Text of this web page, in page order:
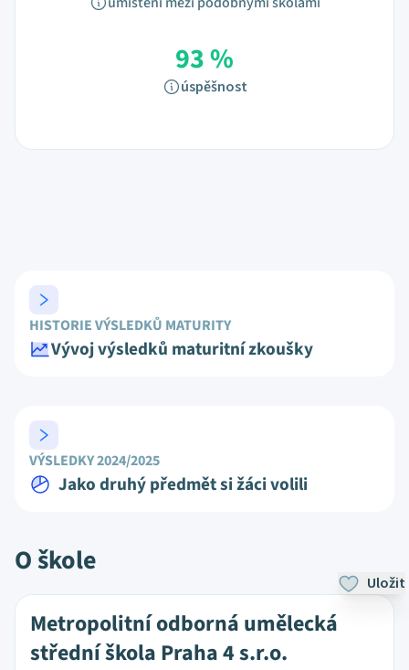
93 %
úspěšnost
HISTORIE VÝSLEDKŮ MATURITY
Vývoj výsledků maturitní zkoušky
VÝSLEDKY 2024/2025
Jako druhý předmět si žáci volili
O škole
Uložit
Metropolitní odborná umělecká
střední škola Praha 4 s.r.o.